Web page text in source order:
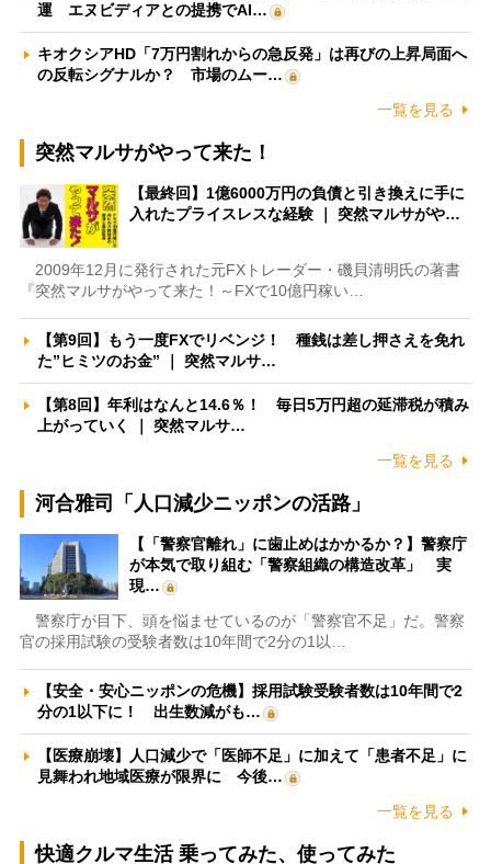
運 エヌビディアとの提携でAI…
キオクシアHD「7万円割れからの急反発」は再びの上昇局面へ
の反転シグナルか？ 市場のムー…
一覧を見る
突然マルサがやって来た！
【最終回】1億6000万円の負債と引き換えに手に
入れたプライスレスな経験 ｜ 突然マルサがや…
2009年12月に発行された元FXトレーダー・磯貝清明氏の著書
『突然マルサがやって来た！～FXで10億円稼い…
【第9回】もう一度FXでリベンジ！ 種銭は差し押さえを免れ
た”ヒミツのお金” ｜ 突然マルサ…
【第8回】年利はなんと14.6％！ 毎日5万円超の延滞税が積み
上がっていく ｜ 突然マルサ…
一覧を見る
河合雅司「人口減少ニッポンの活路」
【「警察官離れ」に歯止めはかかるか？】警察庁
が本気で取り組む「警察組織の構造改革」 実
現…
警察庁が目下、頭を悩ませているのが「警察官不足」だ。警察
官の採用試験の受験者数は10年間で2分の1以…
【安全・安心ニッポンの危機】採用試験受験者数は10年間で2
分の1以下に！ 出生数減がも…
【医療崩壊】人口減少で「医師不足」に加えて「患者不足」に
見舞われ地域医療が限界に 今後…
一覧を見る
快適クルマ生活 乗ってみた、使ってみた